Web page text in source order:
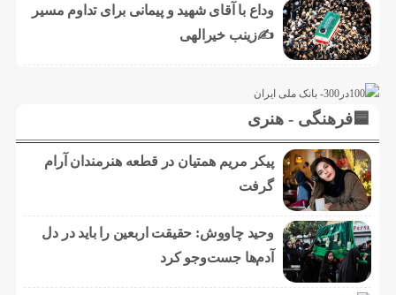
وداع با آقای شهید و پیمانی برای تداوم مسیر
✍زینب خیرالهی
🟦فرهنگی - هنری
پیکر مریم همتیان در قطعه هنرمندان آرام
گرفت
وحید چاووش: حقیقت اربعین را باید در دل
آدم‌ها جست‌وجو کرد